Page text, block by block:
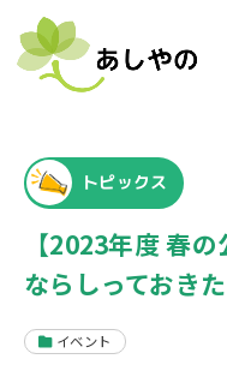
トピックス
【2023年度 春
ならしっておき
イベント